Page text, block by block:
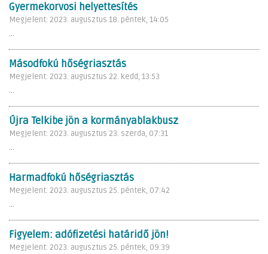
Gyermekorvosi helyettesítés
Megjelent: 2023. augusztus 18. péntek, 14:05
...
Másodfokú hőségriasztás
Megjelent: 2023. augusztus 22. kedd, 13:53
...
Újra Telkibe jön a kormányablakbusz
Megjelent: 2023. augusztus 23. szerda, 07:31
...
Harmadfokú hőségriasztás
Megjelent: 2023. augusztus 25. péntek, 07:42
...
Figyelem: adófizetési határidő jön!
Megjelent: 2023. augusztus 25. péntek, 09:39